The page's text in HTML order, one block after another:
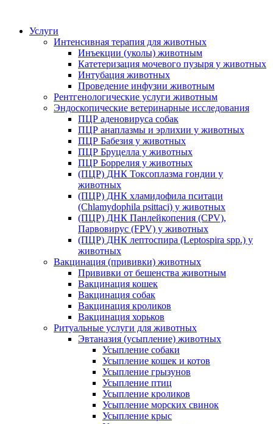
Услуги
Интенсивная терапия для животных
Инъекции (уколы) животным
Катетеризация мочевого пузыря у животных
Интубация животных
Проведение инфузии животным
Рентгенологические услуги животным
Эндоскопические ветеринарные исследования
ПЦР аденовируса собак
ПЦР анаплазмы и эрлихии у животных
ПЦР Бабезия у животных
ПЦР Бруцелла у животных
ПЦР Боррелия у животных
(ПЦР) ДНК Токсоплазма гондии у
животных
(ПЦР) ДНК хламидофила пситаци
(Chlamydophila psittaci) у животных
(ПЦР) ДНК Панлейкопения (CPV),
Парвовирус (FPV) у животных
(ПЦР) ДНК лептоспира (Leptospira spp.) у
животных
Вакцинация (прививки) животных
Прививки от бешенства животным
Вакцинация кошек
Вакцинация собак
Вакцинация кроликов
Вакцинация хорьков
Ритуальные услуги для животных
Эвтаназия (усыпление) животных
Усыпление собаки
Усыпление кошек и котов
Усыпление грызунов
Усыпление птиц
Усыпление кроликов
Усыпление морских свинок
Усыпление крыс